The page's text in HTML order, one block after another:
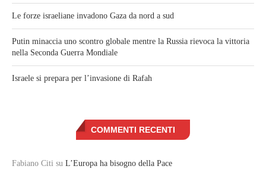
Le forze israeliane invadono Gaza da nord a sud
Putin minaccia uno scontro globale mentre la Russia rievoca la vittoria
nella Seconda Guerra Mondiale
Israele si prepara per l’invasione di Rafah
COMMENTI RECENTI
Fabiano Citi su L’Europa ha bisogno della Pace